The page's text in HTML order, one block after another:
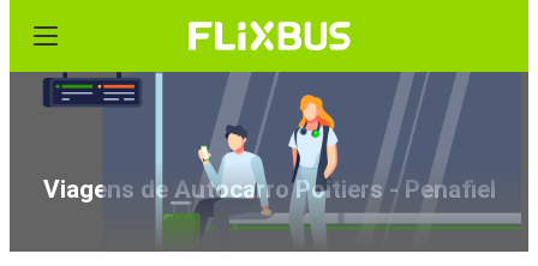
Viagens de Autocarro Poitiers - Penafiel